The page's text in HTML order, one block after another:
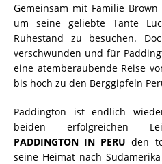
Gemeinsam mit Familie
um seine geliebte Tante
Ruhestand zu besuchen.
verschwunden und für
eine atemberaubende Reise
bis hoch zu den Berggipfeln
Paddington ist endlich
beiden erfolgreichen
PADDINGTON IN PERU den
seine Heimat nach